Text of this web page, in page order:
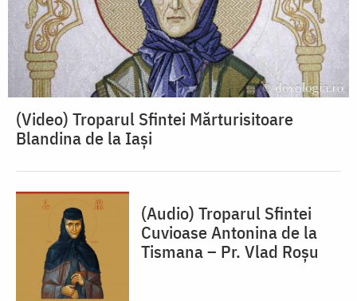
(Video) Troparul Sfintei Mărturisitoare
Blandina de la Iași
(Audio) Troparul Sfintei
Cuvioase Antonina de la
Tismana – Pr. Vlad Roșu